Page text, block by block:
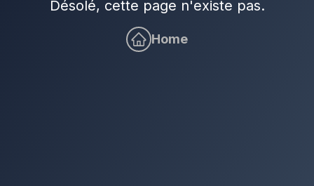
Désolé, cette page n'existe pas.
Home